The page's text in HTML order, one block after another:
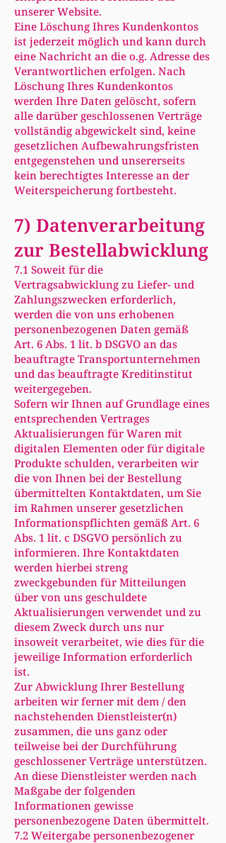
unserer Website.
Eine Löschung Ihres Kundenkontos
ist jederzeit möglich und kann durch
eine Nachricht an die o.g. Adresse des
Verantwortlichen erfolgen. Nach
Löschung Ihres Kundenkontos
werden Ihre Daten gelöscht, sofern
alle darüber geschlossenen Verträge
vollständig abgewickelt sind, keine
gesetzlichen Aufbewahrungsfristen
entgegenstehen und unsererseits
kein berechtigtes Interesse an der
Weiterspeicherung fortbesteht.
7) Datenverarbeitung
zur Bestellabwicklung
7.1 Soweit für die
Vertragsabwicklung zu Liefer- und
Zahlungszwecken erforderlich,
werden die von uns erhobenen
personenbezogenen Daten gemäß
Art. 6 Abs. 1 lit. b DSGVO an das
beauftragte Transportunternehmen
und das beauftragte Kreditinstitut
weitergegeben.
Sofern wir Ihnen auf Grundlage eines
entsprechenden Vertrages
Aktualisierungen für Waren mit
digitalen Elementen oder für digitale
Produkte schulden, verarbeiten wir
die von Ihnen bei der Bestellung
übermittelten Kontaktdaten, um Sie
im Rahmen unserer gesetzlichen
Informationspflichten gemäß Art. 6
Abs. 1 lit. c DSGVO persönlich zu
informieren. Ihre Kontaktdaten
werden hierbei streng
zweckgebunden für Mitteilungen
über von uns geschuldete
Aktualisierungen verwendet und zu
diesem Zweck durch uns nur
insoweit verarbeitet, wie dies für die
jeweilige Information erforderlich
ist.
Zur Abwicklung Ihrer Bestellung
arbeiten wir ferner mit dem / den
nachstehenden Dienstleister(n)
zusammen, die uns ganz oder
teilweise bei der Durchführung
geschlossener Verträge unterstützen.
An diese Dienstleister werden nach
Maßgabe der folgenden
Informationen gewisse
personenbezogene Daten übermittelt.
7.2 Weitergabe personenbezogener